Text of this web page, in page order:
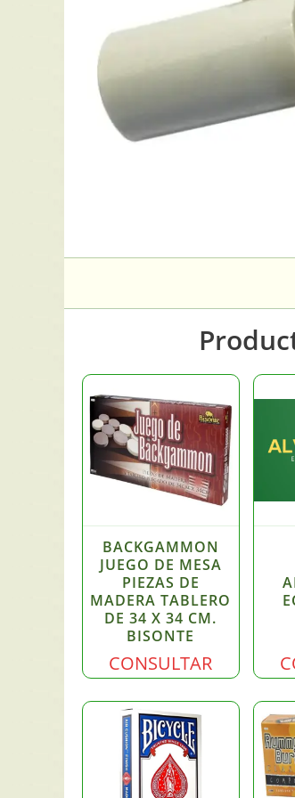
BACKGAMMON
JUEGO DE MESA
PIEZAS DE
MADERA TABLERO
DE 34 X 34 CM.
BISONTE
CONSULTAR